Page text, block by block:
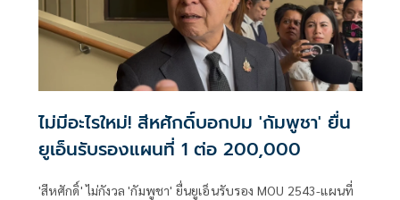
ไม่มีอะไรใหม่! สีหศักดิ์บอกปม 'กัมพูชา' ยื่น
ยูเอ็นรับรองแผนที่ 1 ต่อ 200,000
'สีหศักดิ์' ไม่กังวล 'กัมพูชา' ยื่นยูเอ็นรับรอง MOU 2543-แผนที่